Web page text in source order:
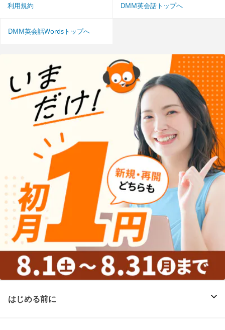
利用規約 DMM英会話トップへ
DMM英会話Wordsトップへ
はじめる前に